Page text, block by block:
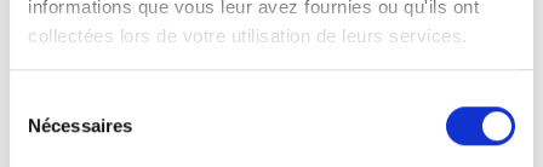
informations que vous leur avez fournies ou qu'ils ont
collectées lors de votre utilisation de leurs services.
Nécessaires
confidentialité
43 % installent les mises à jour